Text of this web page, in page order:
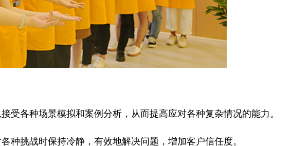
各种场景模拟和案例分析，从而提高应对各种复杂情况的能力。
挑战时保持冷静，有效地解决问题，增加客户信任度。